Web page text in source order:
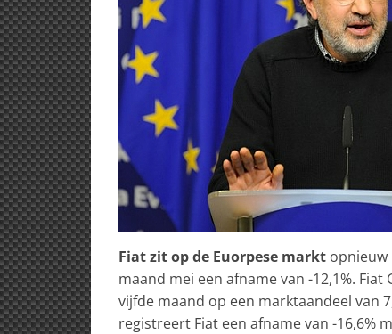
Fiat zit op de Euorpese markt opnieuw
maand mei een afname van -12,1%.
vijfde maand op een marktaandeel van
registreert Fiat een afname van -16,6%